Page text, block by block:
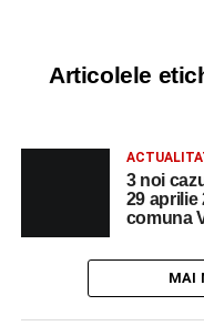
Articolele
3 noi
29 aprilie
comuna
MAI